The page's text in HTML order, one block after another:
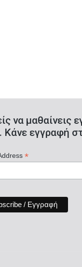
να μαθαίνεις
Κάνε εγγραφή
*